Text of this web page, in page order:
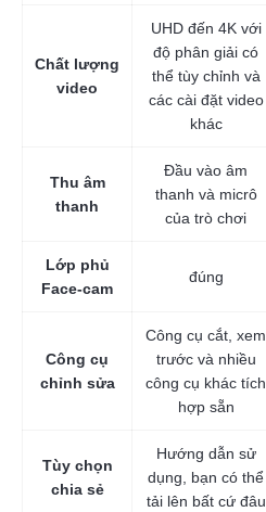
Chất lượng
video
UHD đến 4K với
độ phân giải có
thể tùy chỉnh và
các cài đặt video
khác
Thu âm
thanh
Đầu vào âm
thanh và micrô
của trò chơi
Lớp phủ
Face-cam
đúng
Công cụ
chỉnh sửa
Công cụ cắt, xem
trước và nhiều
công cụ khác tích
hợp sẵn
Tùy chọn
chia sẻ
Hướng dẫn sử
dụng, bạn có thể
tải lên bất cứ đâu